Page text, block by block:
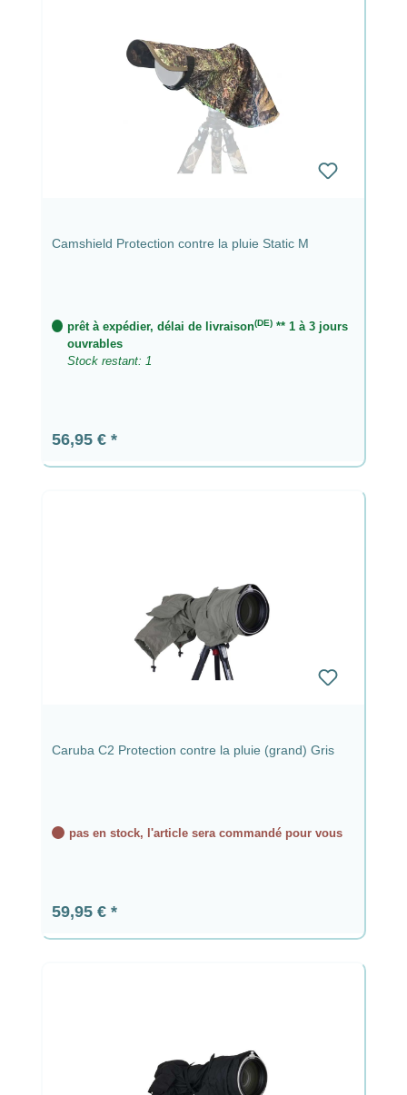
Camshield Protection contre la pluie Static M
prêt à expédier, délai de livraison(DE)** 1 à 3 jours
ouvrables
Stock restant: 1
Prix régulier :
56,95 €
Caruba C2 Protection contre la pluie (grand) Gris
pas en stock, l'article sera commandé pour vous
Prix régulier :
59,95 €